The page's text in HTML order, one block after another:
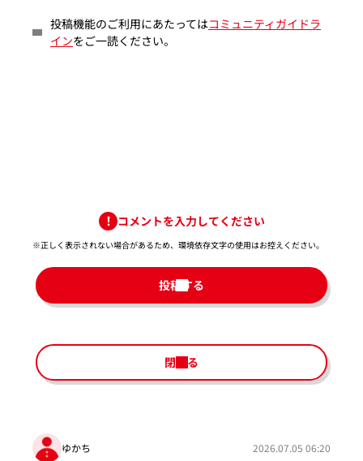
投稿機能のご利用にあたってはコミュニティガイドラ
インをご一読ください。
コメントを入力してください
※正しく表示されない場合があるため、環境依存文字の使用はお控えください。​
投稿する
閉じる
ゆかち 2026.07.05 06:20